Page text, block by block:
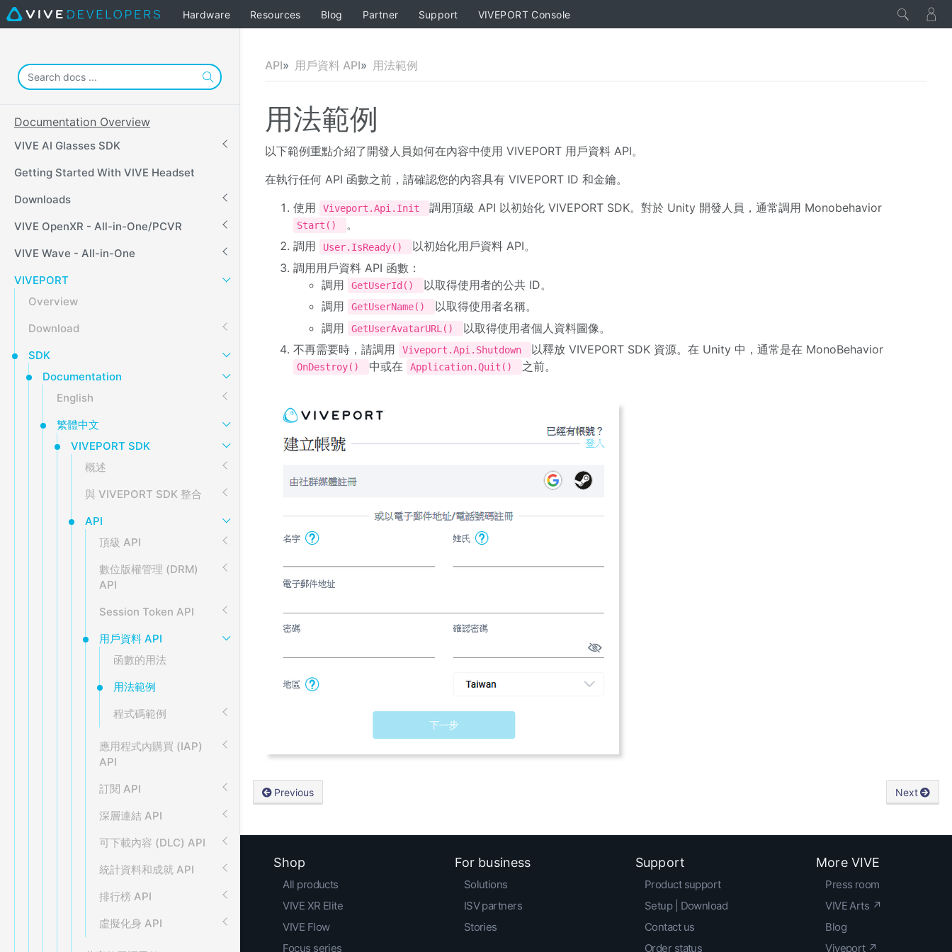
Hardware Resources Blog Partner Support VIVEPORT Console
Documentation Overview
VIVE AI Glasses SDK
Getting Started With VIVE Headset
Downloads
VIVE OpenXR - All-in-One/PCVR
VIVE Wave - All-in-One
VIVEPORT
Overview
Download
SDK
Documentation
English
繁體中文
VIVEPORT SDK
概述
與 VIVEPORT SDK 整合
API
頂級 API
數位版權管理 (DRM)
API
Session Token API
用戶資料 API
函數的用法
用法範例
程式碼範例
應用程式內購買 (IAP)
API
訂閱 API
深層連結 API
可下載內容 (DLC) API
統計資料和成就 API
排行榜 API
虛擬化身 API
API 用戶資料 API 用法範例
用法範例
以下範例重點介紹了開發人員如何在內容中使用 VIVEPORT 用戶資料 API。
在執行任何 API 函數之前，請確認您的內容具有 VIVEPORT ID 和金鑰。
使用
Viveport.Api.Init 調用頂級 API 以初始化 VIVEPORT SDK。對於 Unity 開發人員，通常調用 Monobehavior
Start()
。
調用
User.IsReady()
以初始化用戶資料 API。
調用用戶資料 API 函數：
調用
GetUserId()
以取得使用者的公共 ID。
調用
GetUserName()
以取得使用者名稱。
調用
GetUserAvatarURL()
以取得使用者個人資料圖像。
不再需要時，請調用
Viveport.Api.Shutdown 以釋放 VIVEPORT SDK 資源。在 Unity 中，通常是在 MonoBehavior
OnDestroy() 中或在 Application.Quit() 之前。
Previous Next
Shop
All products
VIVE XR Elite
VIVE Flow
Focus series
For business
Solutions
ISV partners
Stories
Support
Product support
Setup | Download
Contact us
Order status
More VIVE
Press room
VIVE Arts ↗
Blog
Viveport ↗